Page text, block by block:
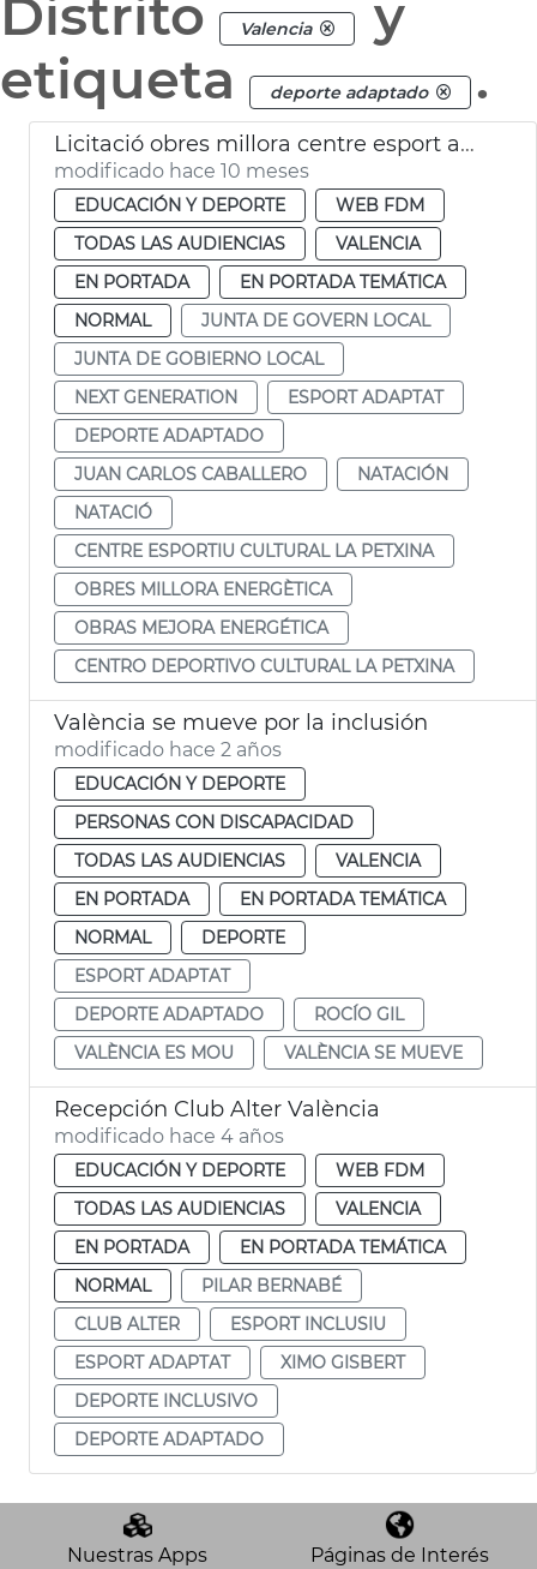
Distrito
Valencia
y
etiqueta
deporte adaptado .
Licitació obres millora centre esport adaptat i natació La Petxina València
modificado hace 10 meses
EDUCACIÓN Y DEPORTE
WEB FDM
TODAS LAS AUDIENCIAS
VALENCIA
EN PORTADA
EN PORTADA TEMÁTICA
NORMAL
JUNTA DE GOVERN LOCAL
JUNTA DE GOBIERNO LOCAL
NEXT GENERATION
ESPORT ADAPTAT
DEPORTE ADAPTADO
JUAN CARLOS CABALLERO
NATACIÓN
NATACIÓ
CENTRE ESPORTIU CULTURAL LA PETXINA
OBRES MILLORA ENERGÈTICA
OBRAS MEJORA ENERGÉTICA
CENTRO DEPORTIVO CULTURAL LA PETXINA
València se mueve por la inclusión
modificado hace 2 años
EDUCACIÓN Y DEPORTE
PERSONAS CON DISCAPACIDAD
TODAS LAS AUDIENCIAS
VALENCIA
EN PORTADA
EN PORTADA TEMÁTICA
NORMAL
DEPORTE
ESPORT ADAPTAT
DEPORTE ADAPTADO
ROCÍO GIL
VALÈNCIA ES MOU
VALÈNCIA SE MUEVE
Recepción Club Alter València
modificado hace 4 años
EDUCACIÓN Y DEPORTE
WEB FDM
TODAS LAS AUDIENCIAS
VALENCIA
EN PORTADA
EN PORTADA TEMÁTICA
NORMAL
PILAR BERNABÉ
CLUB ALTER
ESPORT INCLUSIU
ESPORT ADAPTAT
XIMO GISBERT
DEPORTE INCLUSIVO
DEPORTE ADAPTADO
Nuestras Apps Páginas de Interés